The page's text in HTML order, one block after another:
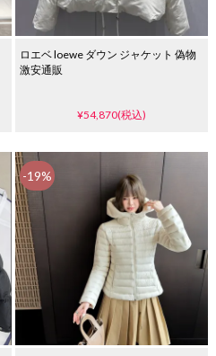
ロエベ loewe ダウン ジャケット 偽物
激安通販
¥54,870(税込)
-19%